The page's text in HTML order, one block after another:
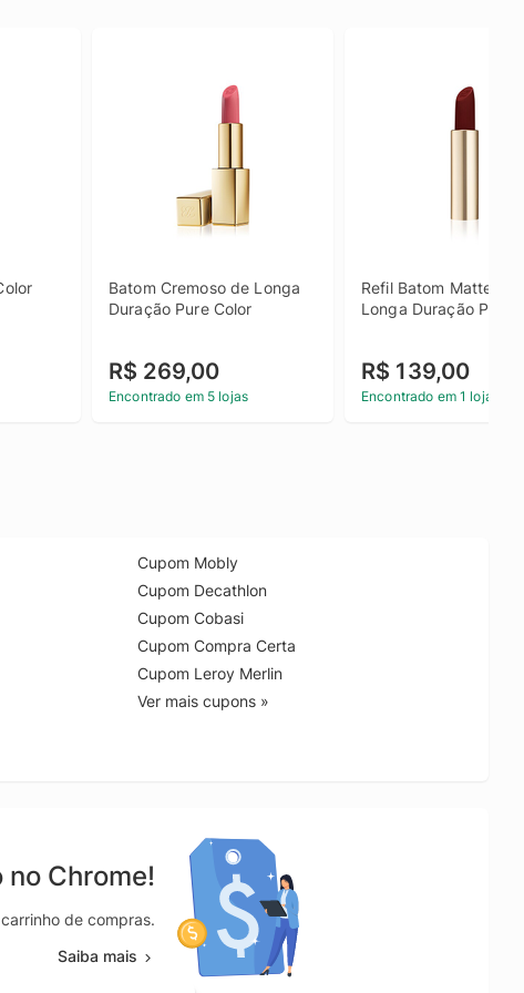
Batom Cremoso de Longa
Duração Pure Color
R$ 269,00
Encontrado em 5 lojas
Refil Batom Matte de
Longa Duração Pure
R$ 139,00
Encontrado em 1 loja
Cupom Mobly
Cupom Decathlon
Cupom Cobasi
Cupom Compra Certa
Cupom Leroy Merlin
Ver mais cupons »
Chrome!
de compras.
Saiba mais